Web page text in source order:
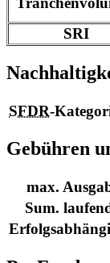
SRI
SFDR-
Gebühren
max.
Sum.